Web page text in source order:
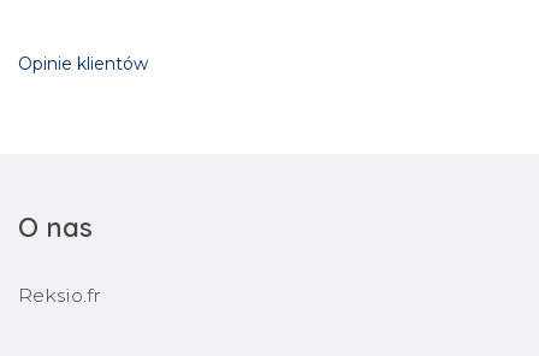
Opinie klientów
O nas
Reksio.fr